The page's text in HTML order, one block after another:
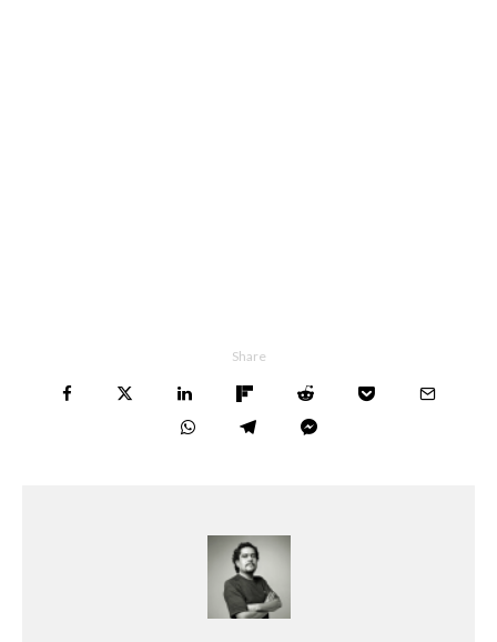
Share